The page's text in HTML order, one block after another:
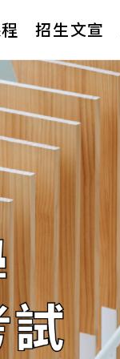
招生文宣